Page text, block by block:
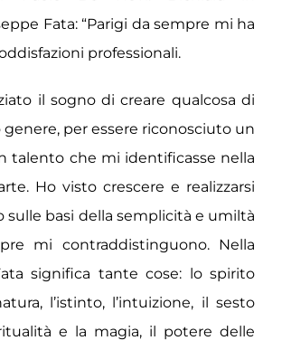
Fata: “Parigi da sempre mi ha
professionali.
il sogno di creare qualcosa di
per essere riconosciuto un
talento che mi identificasse nella
Ho visto crescere e realizzarsi
sulle basi della semplicità e umiltà
mi contraddistinguono. Nella
significa tante cose: lo spirito
l’istinto, l’intuizione, il sesto
e la magia, il potere delle